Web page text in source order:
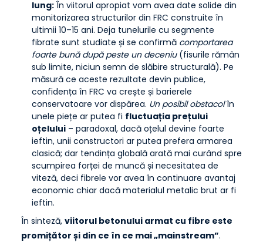
lung: În viitorul apropiat vom avea date solide din
monitorizarea structurilor din FRC construite în
ultimii 10–15 ani. Deja tunelurile cu segmente
fibrate sunt studiate și se confirmă comportarea
foarte bună după peste un deceniu(fisurile rămân
sub limite, niciun semn de slăbire structurală). Pe
măsură ce aceste rezultate devin publice,
confidența în FRC va crește și barierele
conservatoare vor dispărea. Un posibil obstacolîn
unele piețe ar putea fi fluctuația prețului
oțelului – paradoxal, dacă oțelul devine foarte
ieftin, unii constructori ar putea prefera armarea
clasică; dar tendința globală arată mai curând spre
scumpirea forței de muncă și necesitatea de
viteză, deci fibrele vor avea în continuare avantaj
economic chiar dacă materialul metalic brut ar fi
ieftin.
În sinteză, viitorul betonului armat cu fibre este
promițător și din ce în ce mai „mainstream”.